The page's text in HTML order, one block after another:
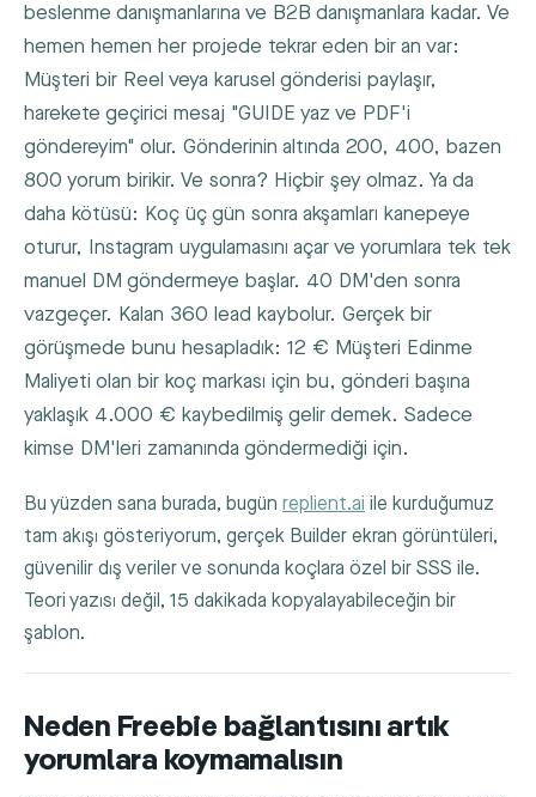
beslenme danışmanlarına ve B2B danışmanlara kadar. Ve
hemen hemen her projede tekrar eden bir an var:
Müşteri bir Reel veya karusel gönderisi paylaşır,
harekete geçirici mesaj "GUIDE yaz ve PDF'i
göndereyim" olur. Gönderinin altında 200, 400, bazen
800 yorum birikir. Ve sonra? Hiçbir şey olmaz. Ya da
daha kötüsü: Koç üç gün sonra akşamları kanepeye
oturur, Instagram uygulamasını açar ve yorumlara tek tek
manuel DM göndermeye başlar. 40 DM'den sonra
vazgeçer. Kalan 360 lead kaybolur. Gerçek bir
görüşmede bunu hesapladık: 12 € Müşteri Edinme
Maliyeti olan bir koç markası için bu, gönderi başına
yaklaşık 4.000 € kaybedilmiş gelir demek. Sadece
kimse DM'leri zamanında göndermediği için.
Bu yüzden sana burada, bugün replient.ai ile kurduğumuz
tam akışı gösteriyorum, gerçek Builder ekran görüntüleri,
güvenilir dış veriler ve sonunda koçlara özel bir SSS ile.
Teori yazısı değil, 15 dakikada kopyalayabileceğin bir
şablon.
Neden Freebie bağlantısını artık
yorumlara koymamalısın